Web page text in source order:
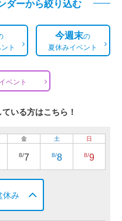
ダーから絞り込む
ト
今週末の
夏休みイベント
イベント
いる方はこちら！
金
8/7
土
8/8
日
8/9
休み